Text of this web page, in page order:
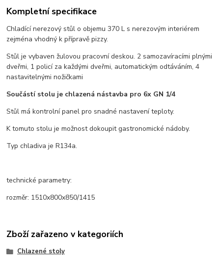
Kompletní specifikace
Chladící nerezový stůl o objemu 370 L s nerezovým interiérem
zejména vhodný k přípravě pizzy.
Stůl je vybaven žulovou pracovní deskou. 2 samozavíracími plnými
dveřmi, 1 policí za každými dveřmi, automatickým odtáváním, 4
nastavitelnými nožičkami
Součástí stolu je chlazená nástavba pro 6x GN 1/4
Stůl má kontrolní panel pro snadné nastavení teploty.
K tomuto stolu je možnost dokoupit gastronomické nádoby.
Typ chladiva je R134a.
technické parametry:
rozměr: 1510x800x850/1415
Zboží zařazeno v kategoriích
Chlazené stoly